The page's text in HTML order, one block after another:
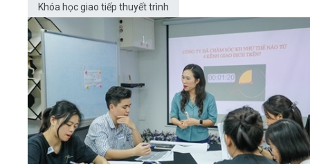
Khóa học giao tiếp thuyết trình